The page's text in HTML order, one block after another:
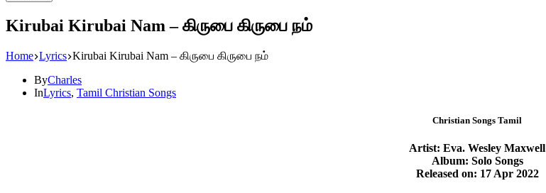
Kirubai Kirubai Nam – கிருபை கிருபை நம்
Home Lyrics Kirubai Kirubai Nam – கிருபை கிருபை நம்
ByCharles
InLyrics, Tamil Christian Songs
Christian Songs Tamil
Artist: Eva. Wesley Maxwell
Album: Solo Songs
Released on: 17 Apr 2022